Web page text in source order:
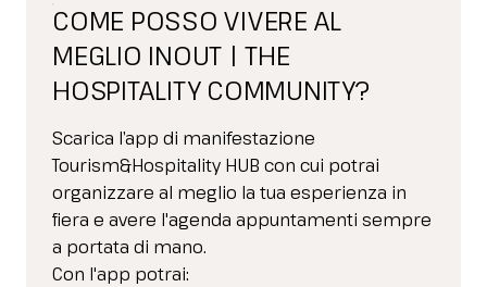
COME POSSO VIVERE AL
MEGLIO INOUT | THE
HOSPITALITY COMMUNITY?
Scarica l’app di manifestazione
Tourism&Hospitality HUB con cui potrai
organizzare al meglio la tua esperienza in
fiera e avere l'agenda appuntamenti sempre
a portata di mano.
Con l'app potrai: